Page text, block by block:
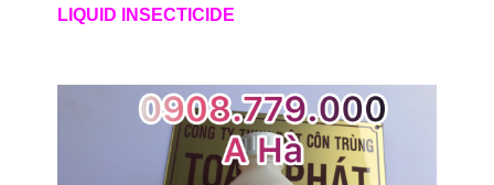
LIQUID INSECTICIDE